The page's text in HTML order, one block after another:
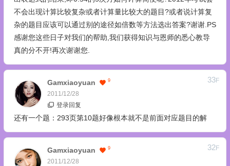
不会出现计算比较复杂或者计算量比较大的题目?或者说计算复
杂的题目应该可以通过别的途径如倍数等方法选出答案?谢谢.PS
感谢您这些日子对我们的帮助,我们获得知识与恩师的悉心教导
真的分不开!再次谢谢您.
Gamxiaoyuan 9
2011/12/28
33F
登录回复
还有一个题：293页第10题好像根本就不是前面对应题目的解
Gamxiaoyuan 9
2011/12/28
32F